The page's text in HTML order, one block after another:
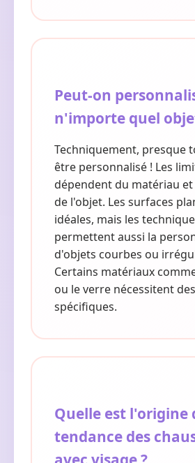
Peut-on
n'importe quel
Techniquement, presque
être personnalisé ! Les
dépendent du matériau
de l'objet. Les surfaces
idéales, mais les
permettent aussi la
d'objets courbes ou
Certains matériaux
ou le verre nécessitent
spécifiques.
Quelle est l'origine
tendance des